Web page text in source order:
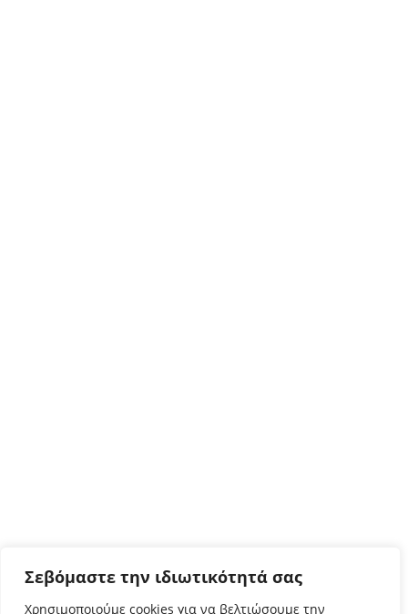
Σεβόμαστε την ιδιωτικότητά σας
Χρησιμοποιούμε cookies για να βελτιώσουμε την